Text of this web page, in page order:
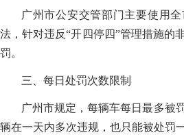
广州市公安交管部门主要使用
法，针对违反“开四停四”管理措施的
罚。
三、每日处罚次数限制
广州市规定，每辆车每日最多被
辆在一天内多次违规，也只能被处罚一